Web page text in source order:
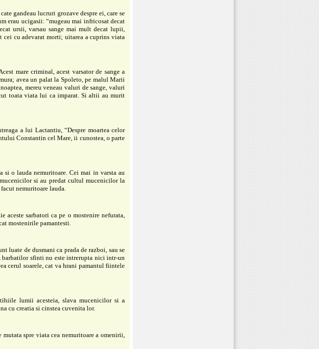
gandeau lucruri grozave despre ei, care se
erau ucigasii: “mugeau mai infricosat decat
ursii, varsau sange mai mult decat lupii,
cu adevarat morti; uitarea a cuprins viata
mare criminal, acest varsator de sange a
avea un palat la Spoleto, pe malul Marii
mereu veneau valuri de sange, valuri
toata viata lui ca imparat. Si altii au murit
a lui Lactantiu, “Despre moartea celor
Constantin cel Mare, ii cunostea, o parte
si o lauda nemuritoare. Cei mai in varsta au
si au predat cultul mucenicilor la
nemuritoare lauda.
aceste sarbatori ca pe o mostenire nefurata,
mostenirile pamantesti.
luate de dusmani ca prada de razboi, sau se
sfinti nu este intrerupta nici intr-un
cerul soarele, cat va hrani pamantul fiintele
lumii acesteia, slava mucenicilor si a
cu creatia si cinstea cuvenita lor.
spre viata cea nemuritoare a omenirii,